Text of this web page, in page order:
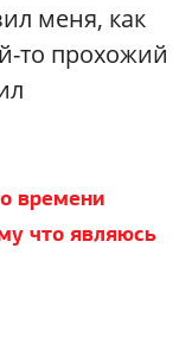
меня, как
то прохожий
времени
что являюсь